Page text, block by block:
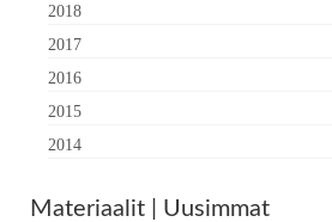
2018
2017
2016
2015
2014
Materiaalit | Uusimmat